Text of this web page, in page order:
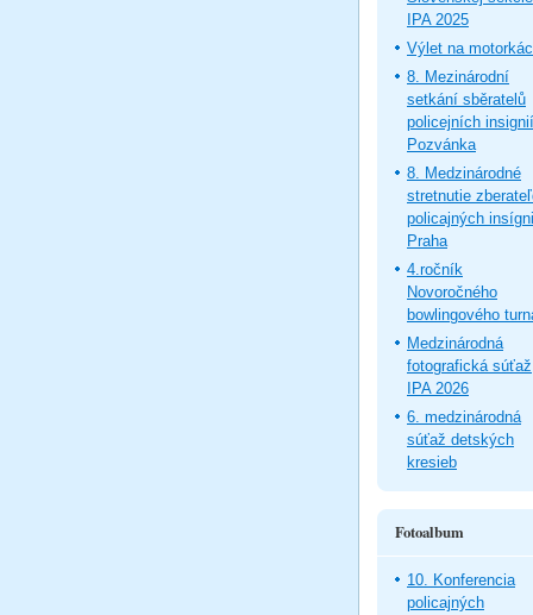
IPA 2025
Výlet na
8. Mezinárodní
setkání sběratelů
policejních
Pozvánka
8. Medzinárodné
stretnutie
policajných
Praha
4.ročník
Novoročného
bowlingového
Medzinárodná
fotografická súťaž
IPA 2026
6. medzinárodná
súťaž detských
kresieb
Fotoalbum
10. Konferencia
policajných